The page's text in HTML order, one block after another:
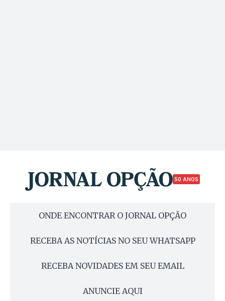
50 ANOS
ONDE ENCONTRAR O JORNAL OPÇÃO
RECEBA AS NOTÍCIAS NO SEU WHATSAPP
RECEBA NOVIDADES EM SEU EMAIL
ANUNCIE AQUI